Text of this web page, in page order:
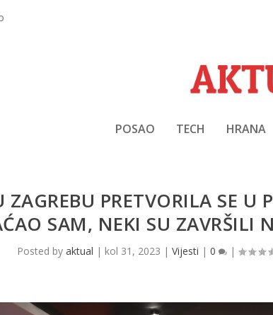
POSAO TECH HRANA
ZAGREBU PRETVORILA SE U
SAM, NEKI SU ZAVRŠILI
Posted byaktual | kol 31, 2023 |Vijesti |0 |